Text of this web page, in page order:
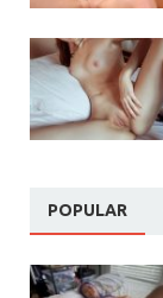
POPULAR